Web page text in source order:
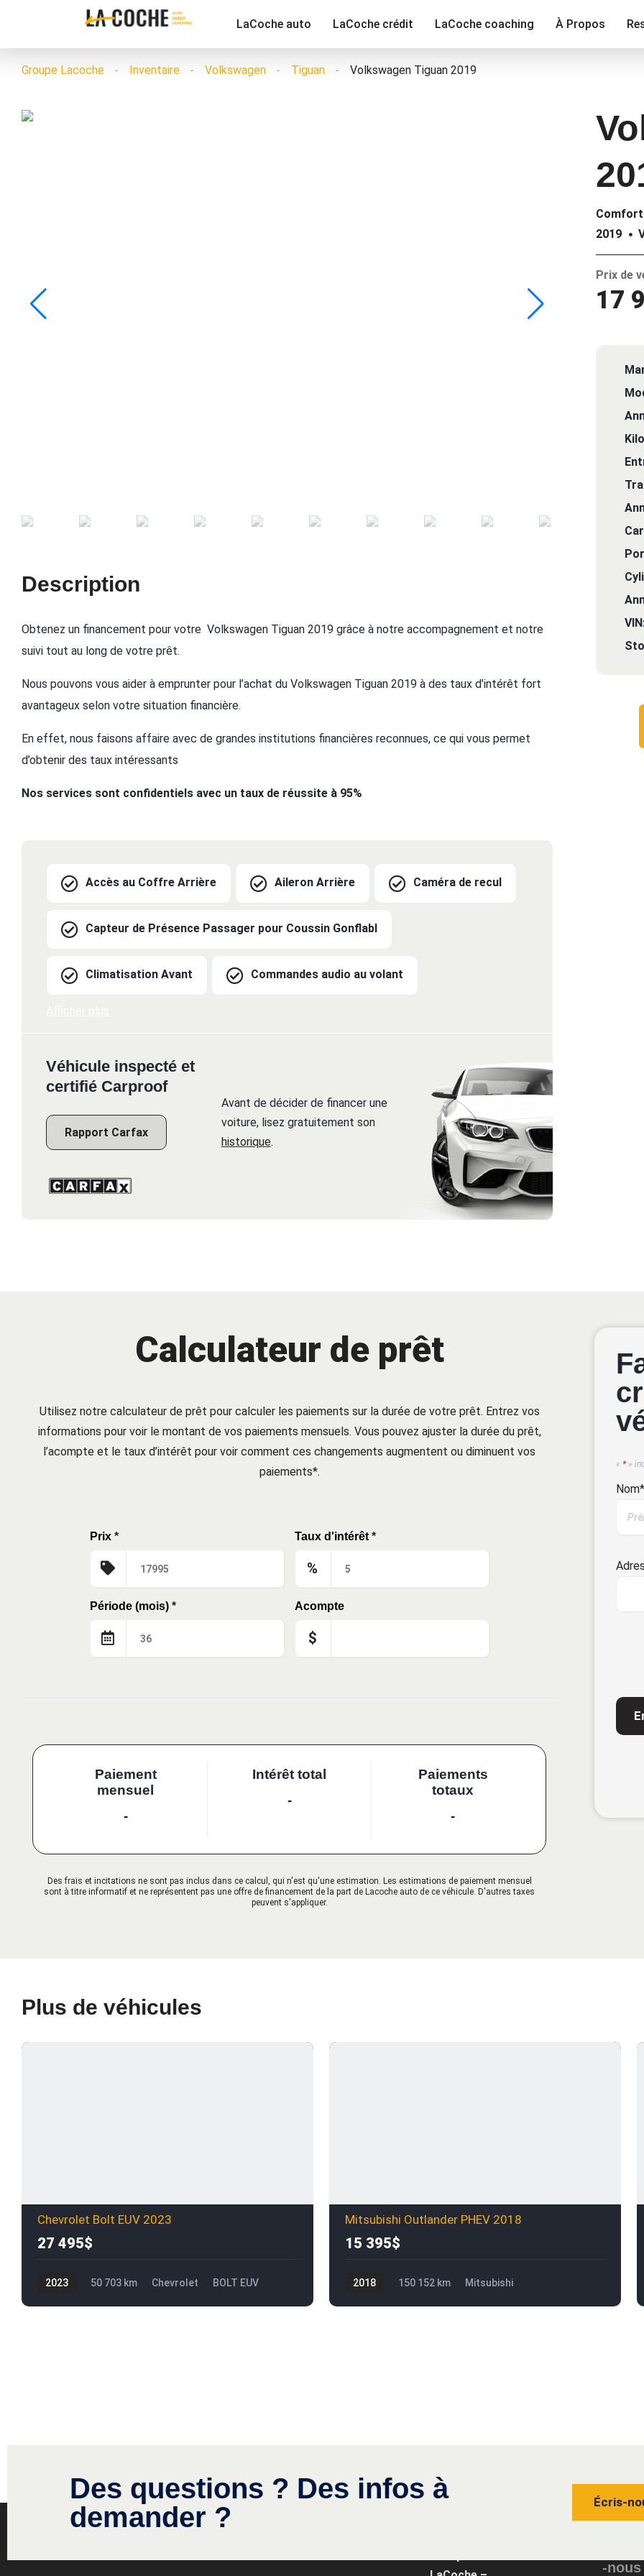
LaCoche auto LaCoche crédit LaCoche coaching À Propos
Groupe Lacoche Inventaire Volkswagen Tiguan Volkswagen Tiguan 2019
Description
Obtenez un financement pour votre Volkswagen Tiguan 2019 grâce à notre accompagnement et notre
suivi tout au long de votre prêt.
Nous pouvons vous aider à emprunter pour l’achat du Volkswagen Tiguan 2019 à des taux d’intérêt fort
avantageux selon votre situation financière.
En effet, nous faisons affaire avec de grandes institutions financières reconnues, ce qui vous permet
d’obtenir des taux intéressants
Nos services sont confidentiels avec un taux de réussite à 95%
Accès au Coffre Arrière Aileron Arrière Caméra de recul
Capteur de Présence Passager pour Coussin Gonflabl
Climatisation Avant Commandes audio au volant
Véhicule inspecté et
certifié Carproof
Rapport Carfax
Avant de décider de financer une
voiture, lisez gratuitement son
historique.
2019
Prix de
17
Calculateur de prêt
Utilisez notre calculateur de prêt pour calculer les paiements sur la durée de votre prêt. Entrez vos
informations pour voir le montant de vos paiements mensuels. Vous pouvez ajuster la durée du prêt,
l’acompte et le taux d’intérêt pour voir comment ces changements augmentent ou diminuent vos
paiements*.
Prix * Taux d'intérêt *
%
Période (mois) * Acompte
$
Paiement
mensuel
-
Intérêt total
-
Paiements
totaux
-
Des frais et incitations ne sont pas inclus dans ce calcul, qui n'est qu'une estimation. Les estimations de paiement mensuel
sont à titre informatif et ne représentent pas une offre de financement de la part de Lacoche auto de ce véhicule. D'autres taxes
peuvent s'appliquer.
«*»
Nom
Plus de véhicules
Chevrolet Bolt EUV 2023
27 495$
2023 50 703 km Chevrolet
BOLT EUV
Mitsubishi Outlander PHEV 2018
15 395$
2018 150 152 km
Mitsubishi
Des questions ? Des infos à
demander ?
Écris-
-nous